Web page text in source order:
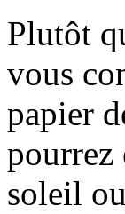
Plutôt
vous
papier
pourrez
soleil